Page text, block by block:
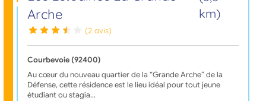
Arche
km)
(2 avis)
Courbevoie (92400)
Au cœur du nouveau quartier de la “Grande Arche” de la
Défense, cette résidence est le lieu idéal pour tout jeune
étudiant ou stagia…